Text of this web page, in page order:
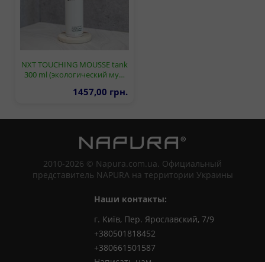
NXT TOUCHING MOUSSE tank
300 ml (экологический му…
1457,00 грн.
2010-2026 © Napura.com.ua. Официальный
представитель NAPURA на территории Украины
Наши контакты:
г. Київ, Пер. Ярославский, 7/9
+380501818452
+380661501587